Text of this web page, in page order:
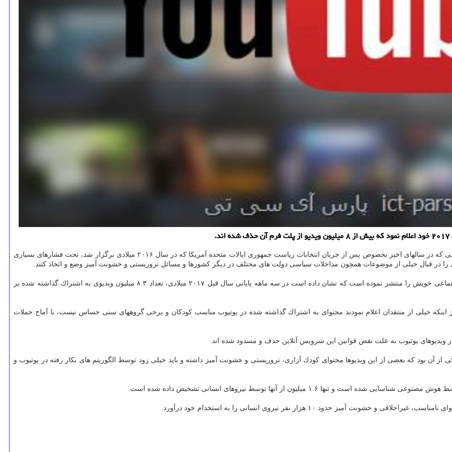
به گزارش پارس آی سی تی به نقل از وب سایت آلفلر، شبكه های اجتماعی كه در سالهای اخیر بخصوص پس از جریان انتخابات ریاست جمهوری ایالات متحده آمریكا كه در سال ۲۰۱۶ میلادی برگزار شد، تحت فشارهای بسیاری
در قبال خیلی از موضوعات همچون مداخلات سیاسی دولت های مختلف در دیگر كشورها و مسائل تروریستی و خشونت آمیز وضع و اتخاذ كنند.
حالا شبكه اجتماعی یوتیوب اخیرا گزارشی اجرایی از دستورالعمل های اجتماعی خویش را منتشر نموده است كه نشان داده است در سه ماهه پایانی سال قبل ۲۰۱۷ میلادی، تعداد ۸.۳ میلیون ویدیوی به اشتراك گذاشته شده بر
خیلی از منتقدان اعلام نمودند محتوای به اشتراك گذاشته شده در یوتیوب مناسب كودكان و برخی گروههای سنی حساس نیست، با آماج حملات
ویدیوهای یوتیوب به علت نقض قوانین این سرویس آنلاین حذف و مسدود شده اند.
بود كه بعضی از این ویدیوها محتوای كودك آزاری، تروریستی و خشونت آمیز داشته و باید خیلی زود توسط الگوریتم های بكار رفته در یوتیوب و
حدود ۱۰ هزار نفر نیروی انسانی را به استخدام خود درآورد.